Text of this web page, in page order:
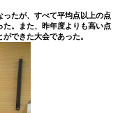
たが、すべて平均点以上の点
。また、昨年度よりも高い点
できた大会であった。